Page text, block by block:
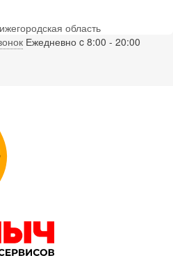
область
Ежедневно c 8:00 - 20:00